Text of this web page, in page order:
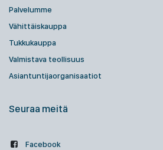
Palvelumme
Vähittäiskauppa
Tukkukauppa
Valmistava teollisuus
Asiantuntijaorganisaatiot
Seuraa meitä
Facebook